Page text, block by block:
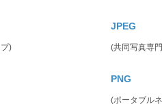
)
JPEG
(共同写真専
PNG
(ポータブル